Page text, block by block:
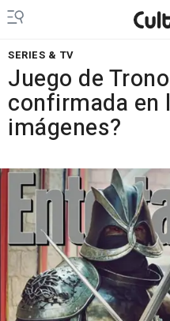
SERIES & TV
Juego de
confirmada en
imágenes?